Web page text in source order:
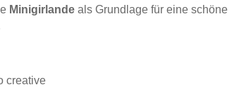
Minigirlande als Grundlage für eine schöne
creative